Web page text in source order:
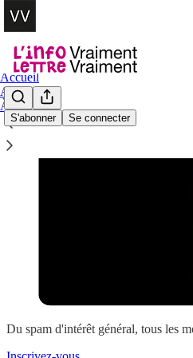
S'abonner Se connecter
Accueil
Archiver
À propos
Du spam d'intérêt général, tous les